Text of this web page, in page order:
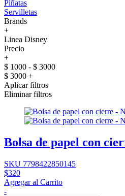
Piñatas
Servilletas
Brands
+
Linea Disney
Precio
+
$ 1000 - $ 3000
$ 3000 +
Aplicar filtros
Eliminar filtros
Bolsa de papel con
SKU 7798422850145
$320
Agregar al Carrito
-